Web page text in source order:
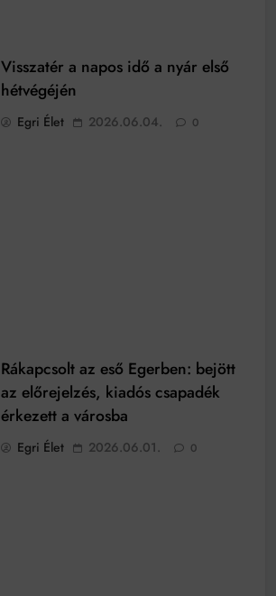
Visszatér a napos idő a nyár első
hétvégéjén
Egri Élet 2026.06.04. 0
Rákapcsolt az eső Egerben: bejött
az előrejelzés, kiadós csapadék
érkezett a városba
Egri Élet 2026.06.01. 0